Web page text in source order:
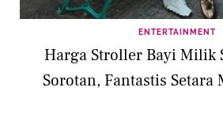
ENTERTAINMENT
Harga Stroller Bayi Milik
Sorotan, Fantastis Setara